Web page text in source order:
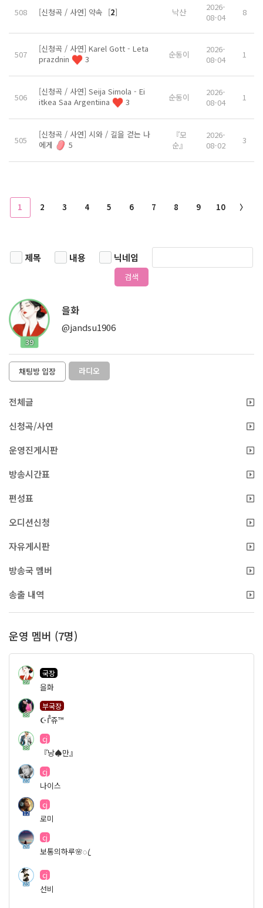
508 [신청곡 / 사연] 약속 [2] 낙산
2026-
08-04
8
507
[신청곡 / 사연] Karel Gott - Leta
prazdnin
3 순동이
2026-
08-04
1
506
[신청곡 / 사연] Seija Simola - Ei
itkea Saa Argentiina
3 순동이
2026-
08-04
1
505
[신청곡 / 사연] 시와 / 길을 걷는 나
에게
5
『모
순』
2026-
08-02
3
1 2 3 4 5 6 7 8 9 10 〉
제목 내용 닉네임
검색
39
을화
@jandsu1906
채팅방 입장 라디오
전체글
신청곡/사연
운영진게시판
방송시간표
편성표
오디션신청
자유게시판
방송국 멤버
송출 내역
운영 멤버 (7명)
39
국장
을화
38
부국장
☪︎ᒤ쥬™
38
cj
『낭♠만』
25
cj
나이스
12
cj
로미
26
cj
보통의하루🌸ꦿ
25
cj
선비